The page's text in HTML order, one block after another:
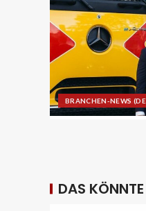
BRANCHEN-NEWS
DAS